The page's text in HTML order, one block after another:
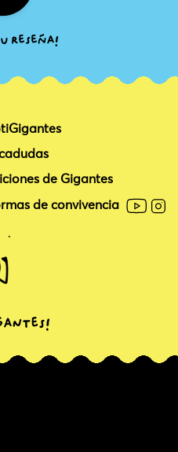
de Gigantes
de convivencia